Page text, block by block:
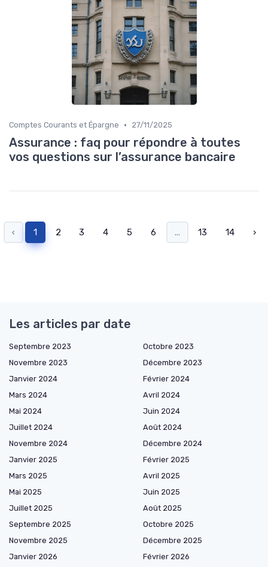
Comptes Courants et Épargne • 27/11/2025
Assurance : faq pour répondre à toutes
vos questions sur l’assurance bancaire
‹ 1 2 3 4 5 6 ... 13 14 ›
Les articles par date
Septembre 2023
Octobre 2023
Novembre 2023
Décembre 2023
Janvier 2024
Février 2024
Mars 2024
Avril 2024
Mai 2024
Juin 2024
Juillet 2024
Août 2024
Novembre 2024
Décembre 2024
Janvier 2025
Février 2025
Mars 2025
Avril 2025
Mai 2025
Juin 2025
Juillet 2025
Août 2025
Septembre 2025
Octobre 2025
Novembre 2025
Décembre 2025
Janvier 2026
Février 2026